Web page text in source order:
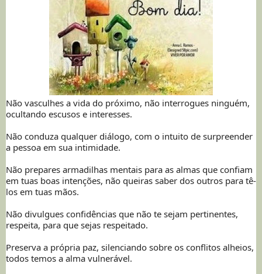
Não vasculhes a vida do próximo, não interrogues ninguém,
ocultando escusos e interesses.
Não conduza qualquer diálogo, com o intuito de surpreender
a pessoa em sua intimidade.
Não prepares armadilhas mentais para as almas que confiam
em tuas boas intenções, não queiras saber dos outros para tê-
los em tuas mãos.
Não divulgues confidências que não te sejam pertinentes,
respeita, para que sejas respeitado.
Preserva a própria paz, silenciando sobre os conflitos alheios,
todos temos a alma vulnerável.